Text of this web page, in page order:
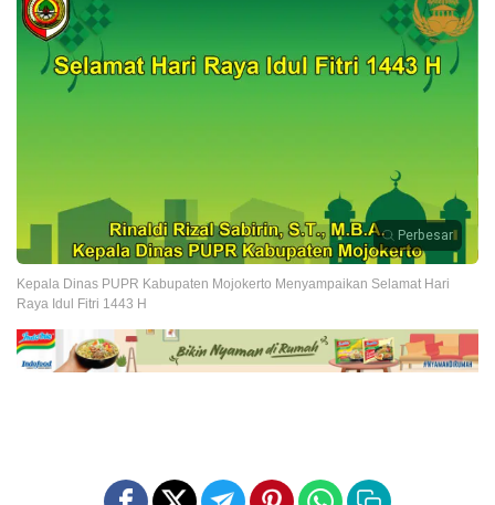
Perbesar
Kepala Dinas PUPR Kabupaten Mojokerto Menyampaikan Selamat Hari
Raya Idul Fitri 1443 H